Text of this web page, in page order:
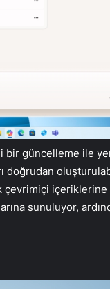
bir güncelleme ile
doğrudan
çevrimiçi
sunuluyor,